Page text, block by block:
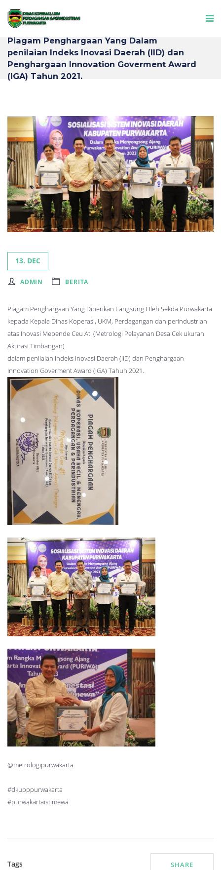
Piagam Penghargaan Yang Dalam
penilaian Indeks Inovasi Daerah (IID) dan
Penghargaan Innovation Goverment Award
(IGA) Tahun 2021.
13. DEC
ADMIN BERITA
Piagam Penghargaan Yang Diberikan Langsung Oleh Sekda Purwakarta
kepada Kepala Dinas Koperasi, UKM, Perdagangan dan perindustrian
atas Inovasi Mepende Ceu Ati (Metrologi Pelayanan Desa Cek ukuran
Akurasi Timbangan)
dalam penilaian Indeks Inovasi Daerah (IID) dan Penghargaan
Innovation Goverment Award (IGA) Tahun 2021.
@metrologipurwakarta
#dkupppurwakarta
#purwakartaistimewa
Tags SHARE